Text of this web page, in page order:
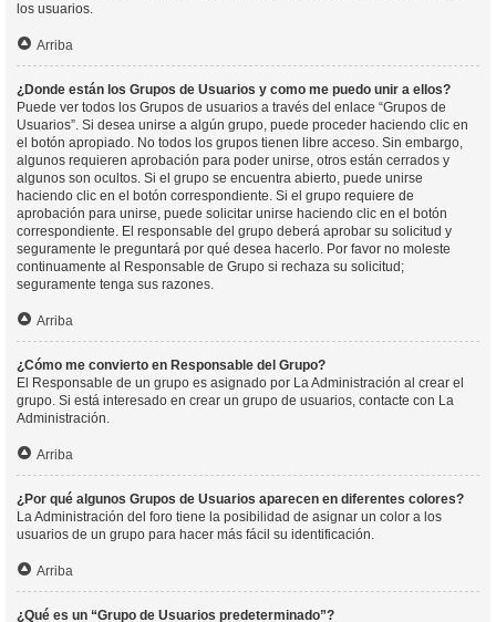
los usuarios.
Arriba
¿Donde están los Grupos de Usuarios y como me puedo unir a ellos?
Puede ver todos los Grupos de usuarios a través del enlace “Grupos de
Usuarios”. Si desea unirse a algún grupo, puede proceder haciendo clic en
el botón apropiado. No todos los grupos tienen libre acceso. Sin embargo,
algunos requieren aprobación para poder unirse, otros están cerrados y
algunos son ocultos. Si el grupo se encuentra abierto, puede unirse
haciendo clic en el botón correspondiente. Si el grupo requiere de
aprobación para unirse, puede solicitar unirse haciendo clic en el botón
correspondiente. El responsable del grupo deberá aprobar su solicitud y
seguramente le preguntará por qué desea hacerlo. Por favor no moleste
continuamente al Responsable de Grupo si rechaza su solicitud;
seguramente tenga sus razones.
Arriba
¿Cómo me convierto en Responsable del Grupo?
El Responsable de un grupo es asignado por La Administración al crear el
grupo. Si está interesado en crear un grupo de usuarios, contacte con La
Administración.
Arriba
¿Por qué algunos Grupos de Usuarios aparecen en diferentes colores?
La Administración del foro tiene la posibilidad de asignar un color a los
usuarios de un grupo para hacer más fácil su identificación.
Arriba
¿Qué es un “Grupo de Usuarios predeterminado”?